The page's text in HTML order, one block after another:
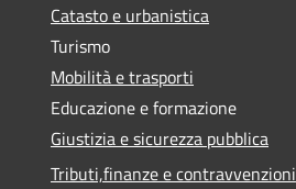
Catasto e urbanistica
Turismo
Mobilità e trasporti
Educazione e formazione
Giustizia e sicurezza pubblica
Tributi,finanze e contravvenzioni